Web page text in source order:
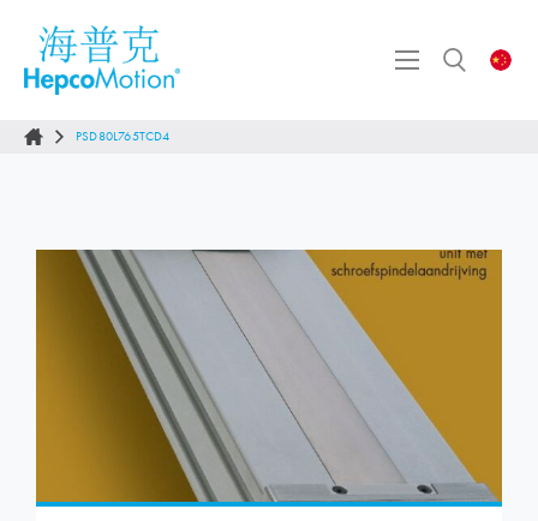
PSD80L765TCD4